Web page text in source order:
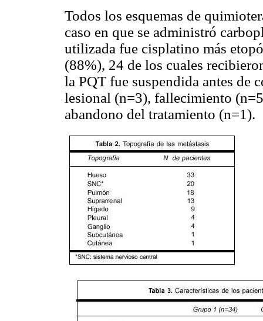
Todos los esquemas de
caso en que se administró
utilizada fue cisplatino más
(88%), 24 de los cuales
la PQT fue suspendida antes de
lesional (n=3), fallecimiento
abandono del tratamiento (n=1).